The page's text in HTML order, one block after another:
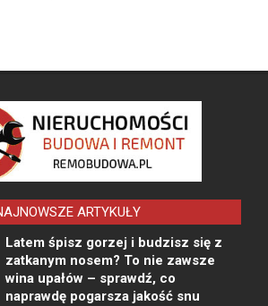
ARTYKUŁY
Latem śpisz gorzej i budzisz się z
zatkanym nosem? To nie zawsze
wina upałów – sprawdź, co
naprawdę pogarsza jakość snu